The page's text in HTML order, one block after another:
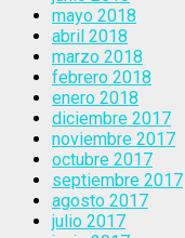
mayo 2018
abril 2018
marzo 2018
febrero 2018
enero 2018
diciembre 2017
noviembre 2017
octubre 2017
septiembre 2017
agosto 2017
julio 2017